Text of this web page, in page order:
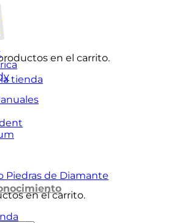
en el carrito.
tienda
en el carrito.
Piedras de Diamante